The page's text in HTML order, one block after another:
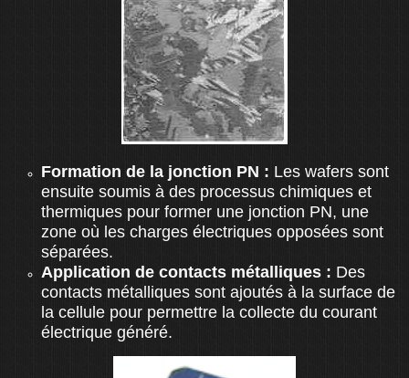
Formation de la jonction PN : Les wafers sont
ensuite soumis à des processus chimiques et
thermiques pour former une jonction PN, une
zone où les charges électriques opposées sont
séparées.
Application de contacts métalliques : Des
contacts métalliques sont ajoutés à la surface de
la cellule pour permettre la collecte du courant
électrique généré.